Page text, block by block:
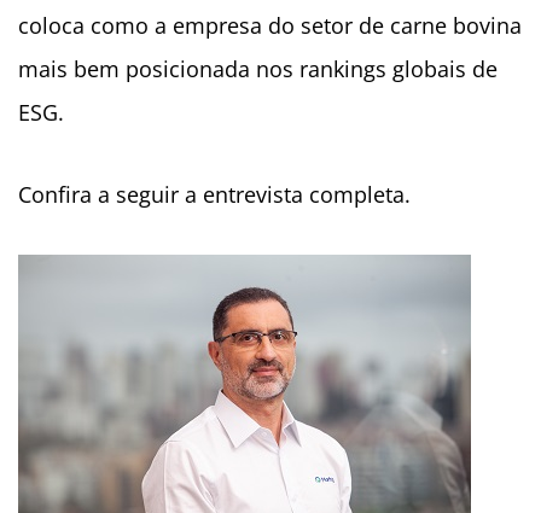
coloca como a empresa do setor de carne bovina
mais bem posicionada nos rankings globais de
ESG.
Confira a seguir a entrevista completa.